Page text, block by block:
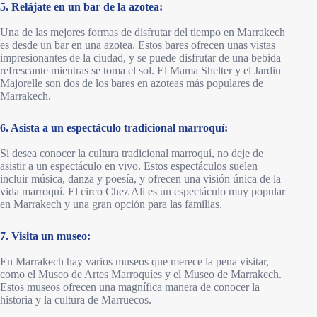
5. Relájate en un bar de la azotea:
Una de las mejores formas de disfrutar del tiempo en Marrakech
es desde un bar en una azotea. Estos bares ofrecen unas vistas
impresionantes de la ciudad, y se puede disfrutar de una bebida
refrescante mientras se toma el sol. El Mama Shelter y el Jardin
Majorelle son dos de los bares en azoteas más populares de
Marrakech.
6. Asista a un espectáculo tradicional marroquí:
Si desea conocer la cultura tradicional marroquí, no deje de
asistir a un espectáculo en vivo. Estos espectáculos suelen
incluir música, danza y poesía, y ofrecen una visión única de la
vida marroquí. El circo Chez Ali es un espectáculo muy popular
en Marrakech y una gran opción para las familias.
7. Visita un museo:
En Marrakech hay varios museos que merece la pena visitar,
como el Museo de Artes Marroquíes y el Museo de Marrakech.
Estos museos ofrecen una magnífica manera de conocer la
historia y la cultura de Marruecos.